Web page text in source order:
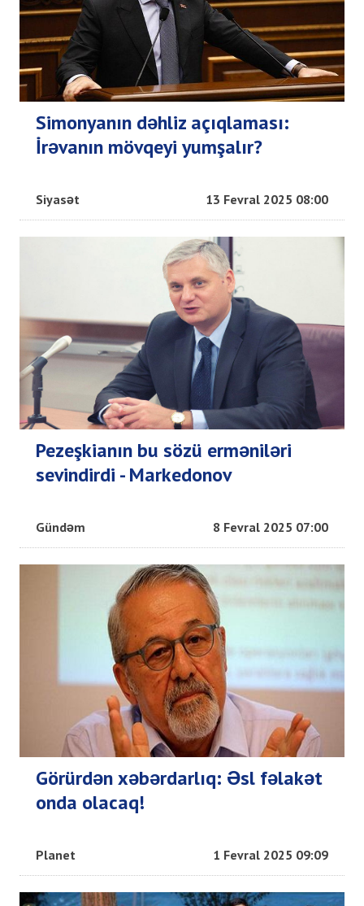
Simonyanın dəhliz açıqlaması:
İrəvanın mövqeyi yumşalır?
Siyasət 13 Fevral 2025 08:00
Pezeşkianın bu sözü erməniləri
sevindirdi - Markedonov
Gündəm 8 Fevral 2025 07:00
Görürdən xəbərdarlıq: Əsl fəlakət
onda olacaq!
Planet 1 Fevral 2025 09:09